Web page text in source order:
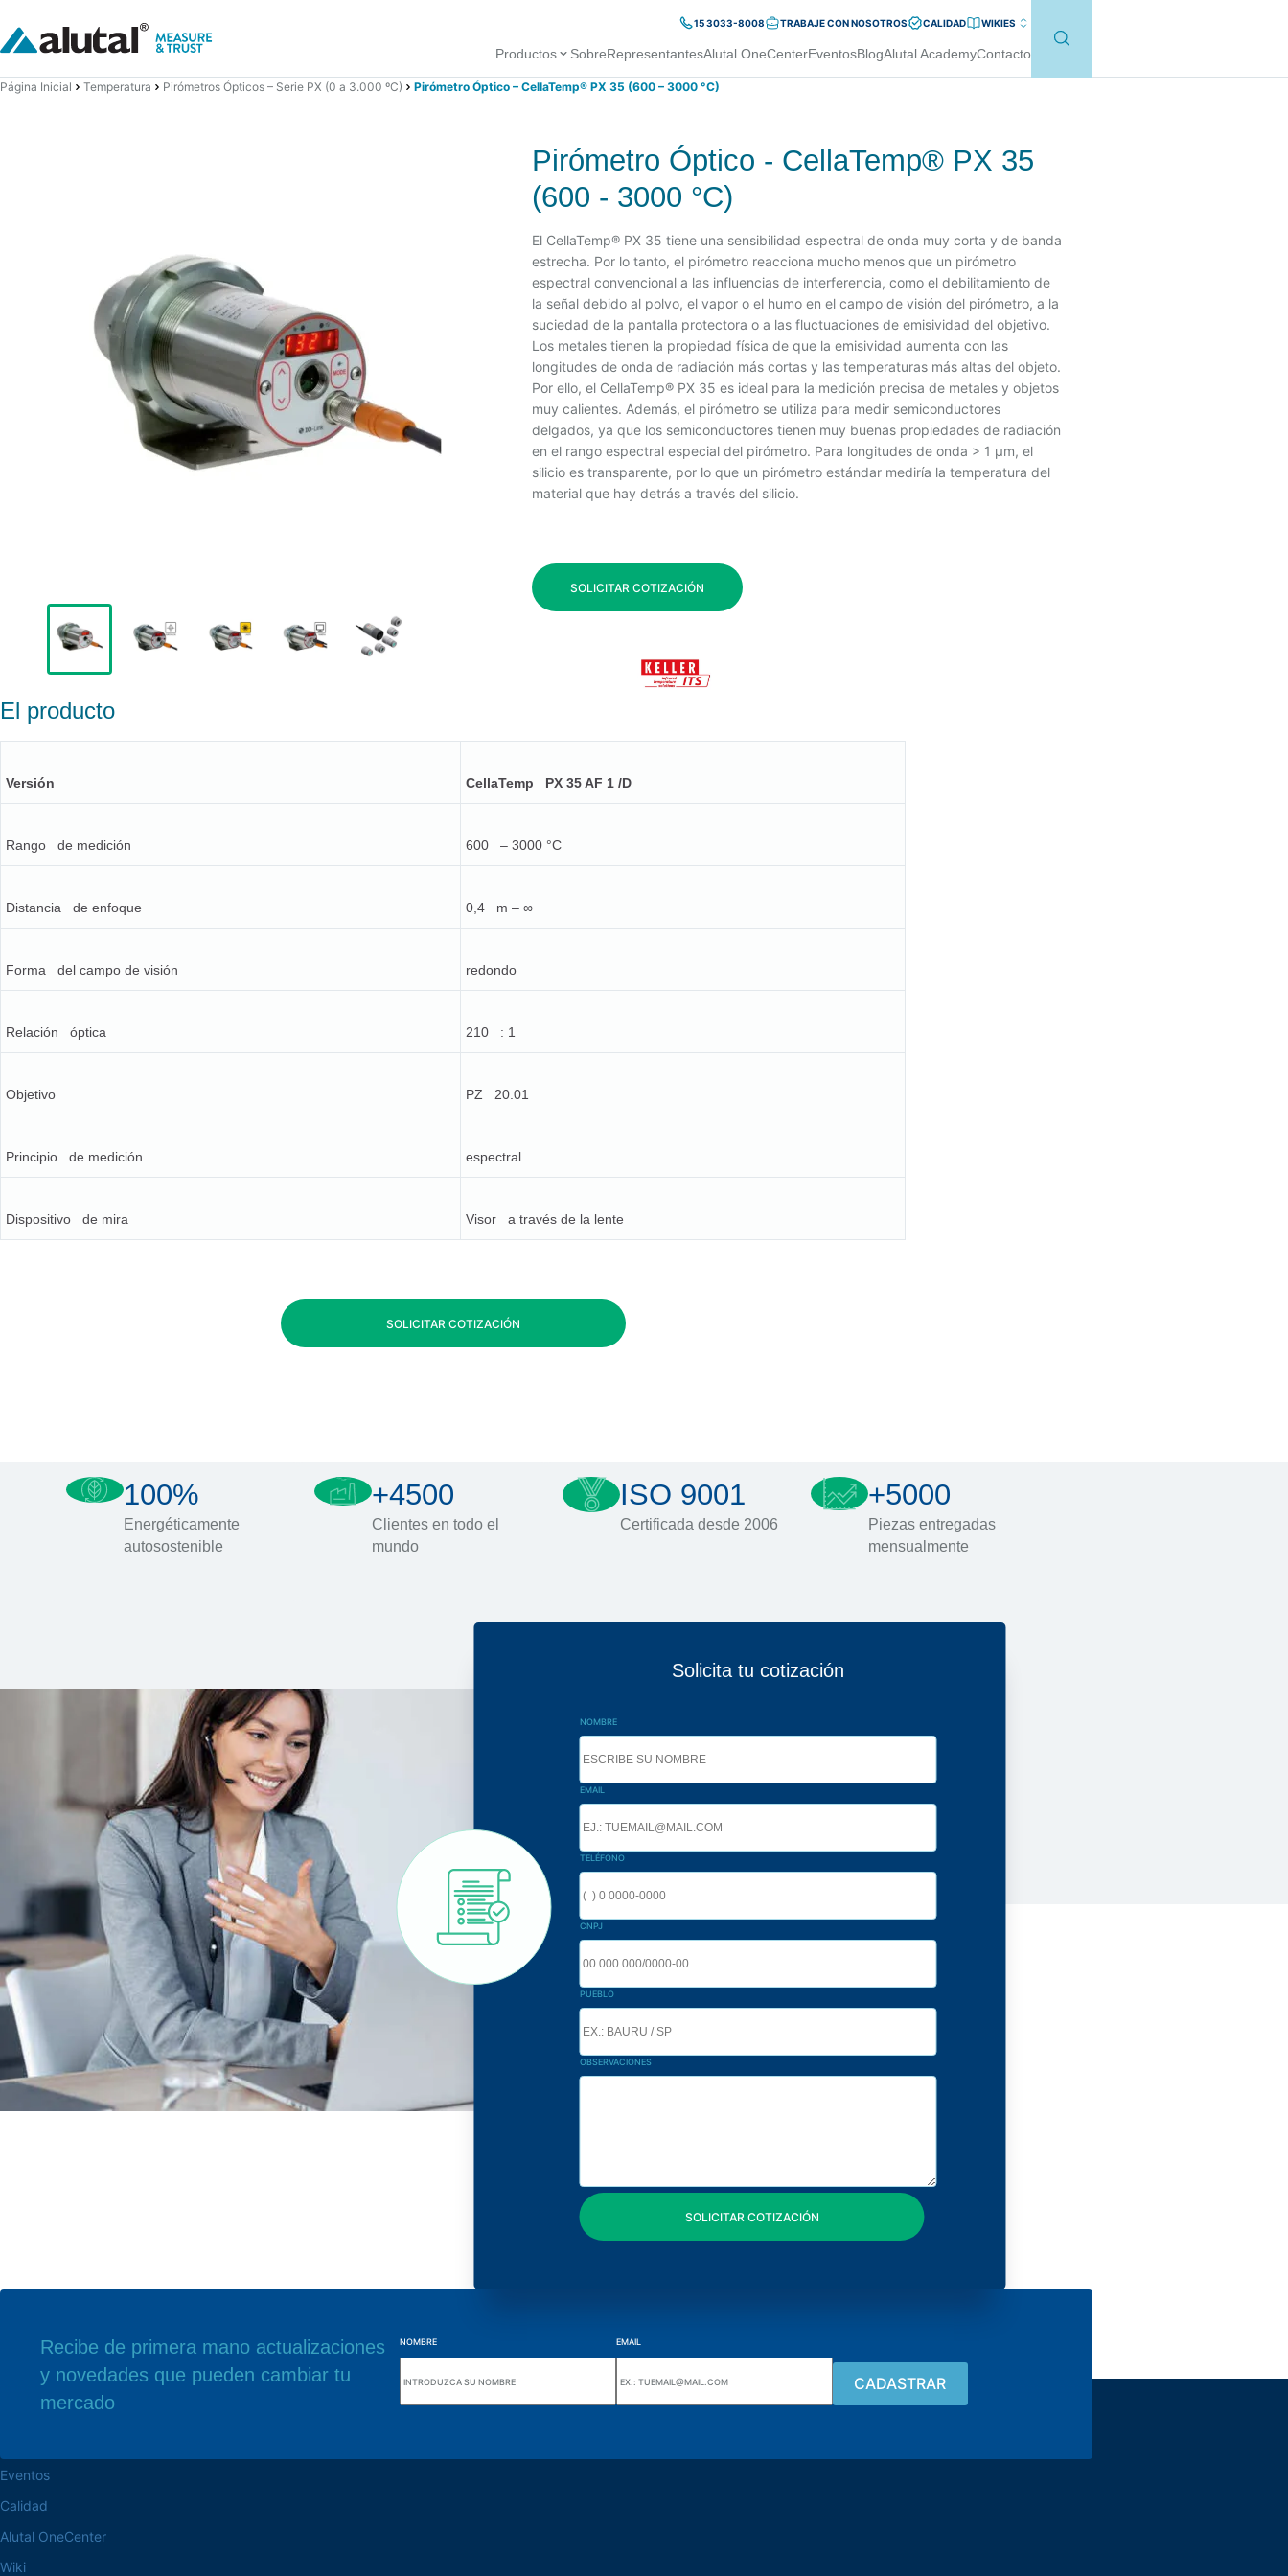
15 3033-8008 TRABAJE CON NOSOTROS CALIDAD WIKIES
Productos SobreRepresentantesAlutal OneCenterEventosBlogAlutal AcademyContacto
Página Inicial Temperatura Pirómetros Ópticos – Serie PX (0 a 3.000 ºC) Pirómetro Óptico – CellaTemp® PX 35 (600 – 3000 °C)
Pirómetro Óptico - CellaTemp® PX 35
(600 - 3000 °C)
El CellaTemp® PX 35 tiene una sensibilidad espectral de onda muy corta y de banda
estrecha. Por lo tanto, el pirómetro reacciona mucho menos que un pirómetro
espectral convencional a las influencias de interferencia, como el debilitamiento de
la señal debido al polvo, el vapor o el humo en el campo de visión del pirómetro, a la
suciedad de la pantalla protectora o a las fluctuaciones de emisividad del objetivo.
Los metales tienen la propiedad física de que la emisividad aumenta con las
longitudes de onda de radiación más cortas y las temperaturas más altas del objeto.
Por ello, el CellaTemp® PX 35 es ideal para la medición precisa de metales y objetos
muy calientes. Además, el pirómetro se utiliza para medir semiconductores
delgados, ya que los semiconductores tienen muy buenas propiedades de radiación
en el rango espectral especial del pirómetro. Para longitudes de onda > 1 μm, el
silicio es transparente, por lo que un pirómetro estándar mediría la temperatura del
material que hay detrás a través del silicio.
SOLICITAR COTIZACIÓN
El producto
Versión CellaTemp PX 35 AF 1 /D
Rango de medición 600 – 3000 °C
Distancia de enfoque 0,4 m – ∞
Forma del campo de visión redondo
Relación óptica 210 : 1
Objetivo PZ 20.01
Principio de medición espectral
Dispositivo de mira Visor a través de la lente
SOLICITAR COTIZACIÓN
100%
Energéticamente
autosostenible
+4500
Clientes en todo el
mundo
ISO 9001
Certificada desde 2006
+5000
Piezas entregadas
mensualmente
Solicita tu cotización
NOMBRE
EMAIL
TELÉFONO
CNPJ
PUEBLO
OBSERVACIONES
Recibe de primera mano actualizaciones
y novedades que pueden cambiar tu
mercado
NOMBRE EMAIL
navegue por el sitio web
Acerca de la Alutal
Eventos
Calidad
Alutal OneCenter
Wiki
Nuestra sede Wiki Alutal